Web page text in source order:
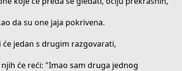
da su one jaja pokrivena.
će jedan s drugim razgovarati,
njih će reći: "Imao sam druga jednog